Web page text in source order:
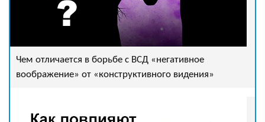
Чем отличается в борьбе с ВСД «негативное
воображение» от «конструктивного видения»